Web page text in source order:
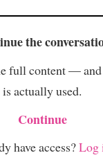
the
full content —
is actually used.
Continue
have access?Log